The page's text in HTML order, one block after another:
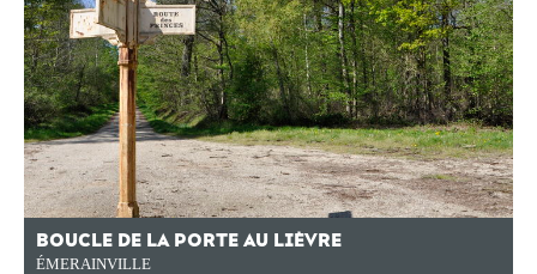
BOUCLE DE LA PORTE AU LIÈVRE
ÉMERAINVILLE